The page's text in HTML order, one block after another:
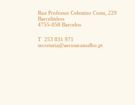
Rua Professor Celestino Costa, 229
Barcelinhos
4755-058 Barcelos
T 253 831 971
secretaria@aerosaramalho.pt